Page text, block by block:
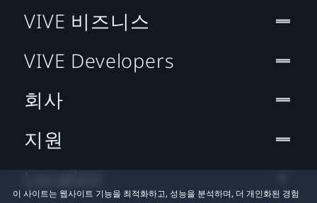
이 사이트는 웹사이트 기능을 최적화하고, 성능을 분석하며, 더 개인화된 경험
VIVE 비즈니스
VIVE Developers
회사
지원
Location